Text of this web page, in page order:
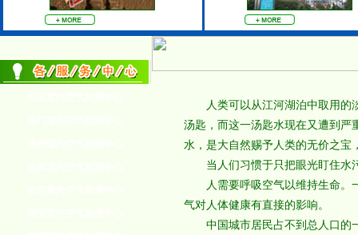
人类可以从江河湖泊中取用的淡
汤匙，而这一汤匙水现在又遭到严
水，是大自然赐予人类的无价之宝
当人们习惯于只把眼光盯住水
人需要呼吸空气以维持生命。一
气对人体健康有直接的影响。
中国城市居民占不到总人口的一